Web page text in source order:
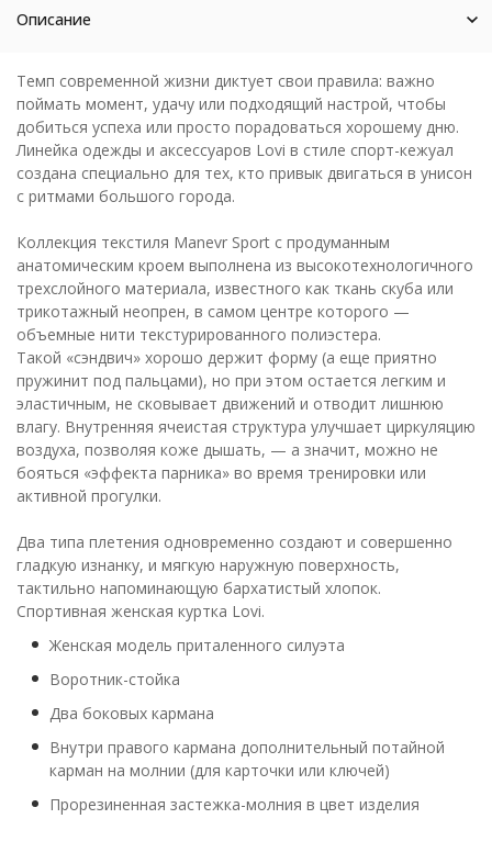
Описание
Темп современной жизни диктует свои правила: важно
поймать момент, удачу или подходящий настрой, чтобы
добиться успеха или просто порадоваться хорошему дню.
Линейка одежды и аксессуаров Lovi в стиле спорт-кежуал
создана специально для тех, кто привык двигаться в унисон
с ритмами большого города.
Коллекция текстиля Manevr Sport с продуманным
анатомическим кроем выполнена из высокотехнологичного
трехслойного материала, известного как ткань скуба или
трикотажный неопрен, в самом центре которого —
объемные нити текстурированного полиэстера.
Такой «сэндвич» хорошо держит форму (а еще приятно
пружинит под пальцами), но при этом остается легким и
эластичным, не сковывает движений и отводит лишнюю
влагу. Внутренняя ячеистая структура улучшает циркуляцию
воздуха, позволяя коже дышать, — а значит, можно не
бояться «эффекта парника» во время тренировки или
активной прогулки.
Два типа плетения одновременно создают и совершенно
гладкую изнанку, и мягкую наружную поверхность,
тактильно напоминающую бархатистый хлопок.
Спортивная женская куртка Lovi.
Женская модель приталенного силуэта
Воротник-стойка
Два боковых кармана
Внутри правого кармана дополнительный потайной
карман на молнии (для карточки или ключей)
Прорезиненная застежка-молния в цвет изделия